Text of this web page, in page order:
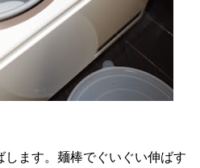
ます。麺棒でぐいぐい伸ばす